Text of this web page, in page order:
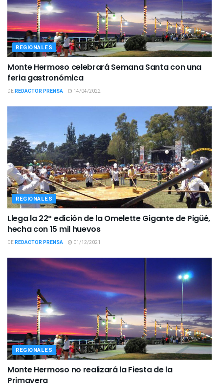
REGIONALES
Monte Hermoso celebrará Semana Santa con una
feria gastronómica
DEREDACTOR PRENSA 14/04/2022
REGIONALES
Llega la 22ª edición de la Omelette Gigante de Pigüé,
hecha con 15 mil huevos
DEREDACTOR PRENSA 01/12/2021
REGIONALES
Monte Hermoso no realizará la Fiesta de la
Primavera